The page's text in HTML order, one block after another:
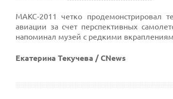
МАКС-2011 четко продемонстрировал
авиации за счет перспективных
напоминал музей с редкими
Екатерина Текучева / CNews